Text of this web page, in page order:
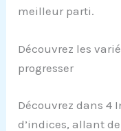
meilleur parti.
Découvrez les
progresser
Découvrez dans 4
d’indices, allant